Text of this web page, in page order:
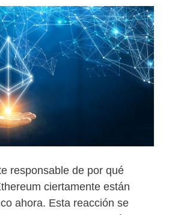
responsable de por qué
ciertamente están
ahora. Esta reacción se